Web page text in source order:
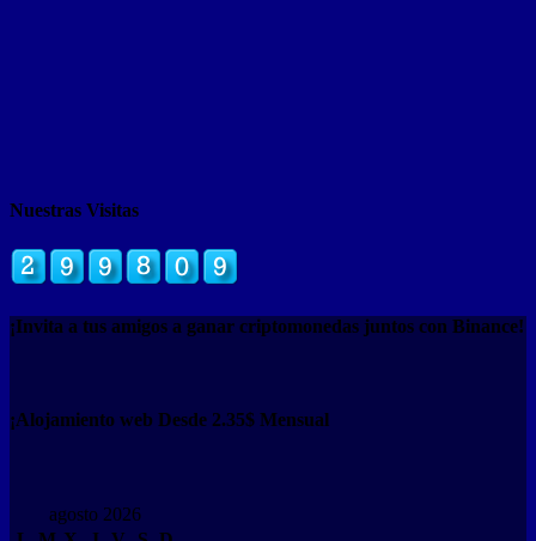
Nuestras Visitas
¡Invita a tus amigos a ganar criptomonedas juntos con Binance!
¡Alojamiento web Desde 2.35$ Mensual
agosto 2026